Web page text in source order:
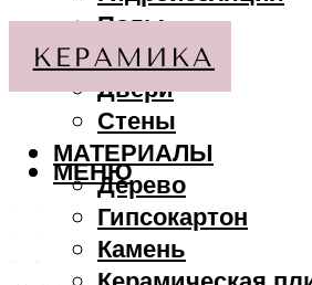
Полы
Потолки
Двери
Стены
МАТЕРИАЛЫ
Дерево
Гипсокартон
Камень
МЕНЮ